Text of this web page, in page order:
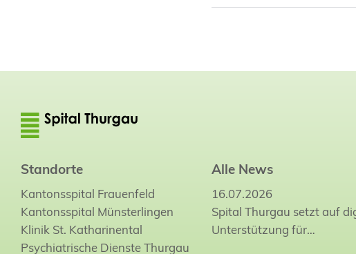
Standorte
Kantonsspital Frauenfeld
Kantonsspital Münsterlingen
Klinik St. Katharinental
Psychiatrische Dienste Thurgau
Alle News
16.07.2026
Spital Thurgau setzt auf
Unterstützung für…